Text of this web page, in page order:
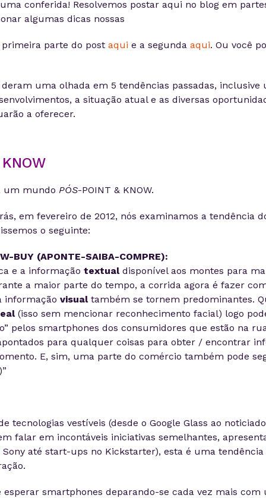
conferida! Resolvemos postar aqui no blog em
algumas dicas nossas
primeira parte do post aqui e a segunda aqui. Ou você
uma olhada em 5 tendências passadas, inclusive
a situação atual e as diversas
a oferecer.
um mundo PÓS-POINT & KNOW.
em fevereiro de 2012, nós examinamos a tendência
o seguinte:
BUY (APONTE-SAIBA-COMPRE):
e a informação textualdisponível aos montes para
a maior parte do tempo, a corrida agora é fazer
informação visualtambém se tornem predominantes.
(isso sem mencionar reconhecimento facial) logo
pelos smartphones dos consumidores que estão na
para qualquer coisas para obter / encontrar
E, sim, uma parte do comércio também pode
tecnologias vestíveis (desde o Google Glass ao
falar em incontáveis iniciativas semelhantes,
até start-ups no Kickstarter), esta é uma
esperar smartphones deparando-se cada vez mais com